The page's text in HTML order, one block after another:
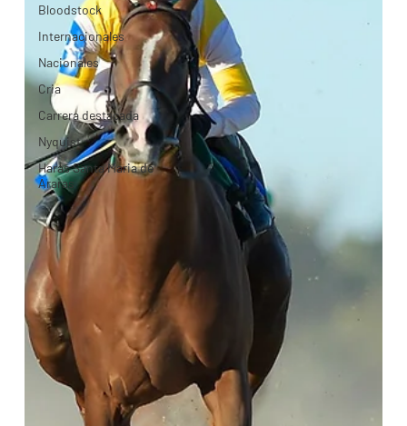
Bloodstock
Internacionales
Nacionales
Cria
Carrera destacada
Nyquist
Haras Santa Maria de
Araras